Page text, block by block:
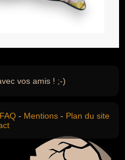
vos amis ! ;-)
FAQ - Mentions - Plan du site